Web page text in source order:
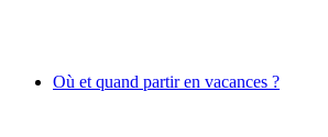
Où et quand partir en vacances ?